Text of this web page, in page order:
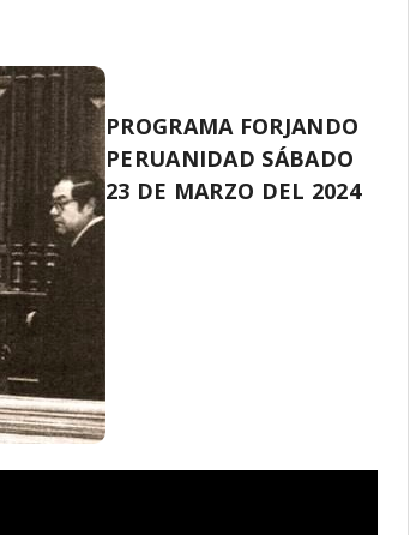
PROGRAMA FORJANDO
PERUANIDAD SÁBADO
23 DE MARZO DEL 2024